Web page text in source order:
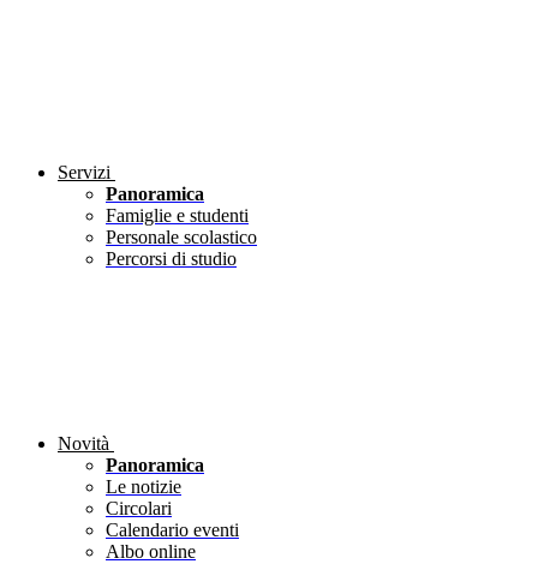
Servizi
Panoramica
Famiglie e studenti
Personale scolastico
Percorsi di studio
Novità
Panoramica
Le notizie
Circolari
Calendario eventi
Albo online